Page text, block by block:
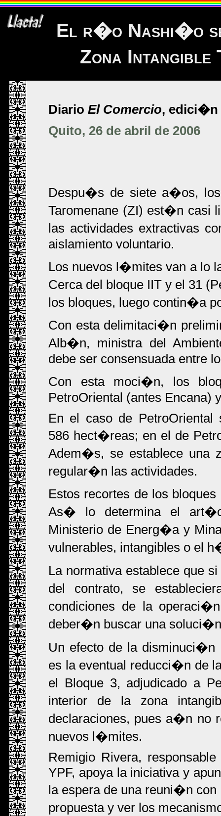
El r�o Nashi�o
Zona
Diario El Comercio, edici�n
Quito, 26 de abril de 2006
Despu�s de siete a�os,
Taromenane (ZI) est�n casi
las actividades extractivas
aislamiento voluntario.
Los nuevos l�mites van a lo
Cerca del bloque IIT y el 31
los bloques, luego contin�a
Con esta delimitaci�n
Alb�n, ministra del
debe ser consensuada entre
Con esta moci�n, los
PetroOriental (antes Encana)
En el caso de PetroOriental
586 hect�reas; en el de
Adem�s, se establece una
regular�n las actividades.
Estos recortes de los
As� lo determina el
Ministerio de Energ�a y
vulnerables, intangibles o el
La normativa establece que
del contrato, se
condiciones de la
deber�n buscar una
Un efecto de la
es la eventual reducci�n de
el Bloque 3, adjudicado a
interior de la zona
declaraciones, pues a�n no
nuevos l�mites.
Remigio Rivera,
YPF, apoya la iniciativa y
la espera de una reuni�n
propuesta y ver los